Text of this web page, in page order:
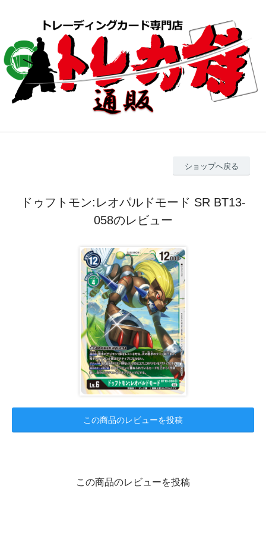
ショップへ戻る
ドゥフトモン:レオパルドモード SR BT13-
058のレビュー
この商品のレビューを投稿
この商品のレビューを投稿